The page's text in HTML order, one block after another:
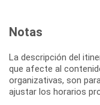
Notas
La descripción del
que afecte al
organizativas, son
ajustar los horarios